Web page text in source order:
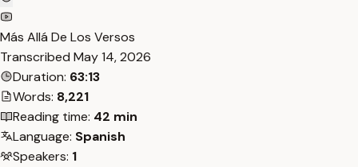
Más Allá De Los Versos
Transcribed May 14, 2026
Duration: 63:13
Words: 8,221
Reading time: 42 min
Language: Spanish
Speakers: 1